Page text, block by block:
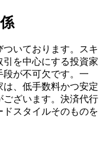
いております。スキ
を中心にする投資家
が不可欠です。一
、低手数料かつ安定
ざいます。決済代行
スタイルそのものを